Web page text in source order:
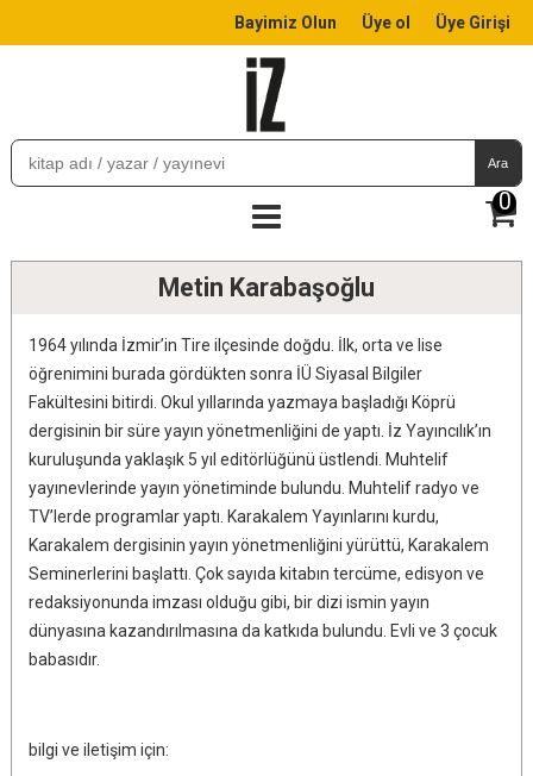
Bayimiz Olun Üye ol Üye Girişi
Ara
0
Metin Karabaşoğlu
1964 yılında İzmir’in Tire ilçesinde doğdu. İlk, orta ve lise
öğrenimini burada gördükten sonra İÜ Siyasal Bilgiler
Fakültesini bitirdi. Okul yıllarında yazmaya başladığı Köprü
dergisinin bir süre yayın yönetmenliğini de yaptı. İz Yayıncılık’ın
kuruluşunda yaklaşık 5 yıl editörlüğünü üstlendi. Muhtelif
yayınevlerinde yayın yönetiminde bulundu. Muhtelif radyo ve
TV’lerde programlar yaptı. Karakalem Yayınlarını kurdu,
Karakalem dergisinin yayın yönetmenliğini yürüttü, Karakalem
Seminerlerini başlattı. Çok sayıda kitabın tercüme, edisyon ve
redaksiyonunda imzası olduğu gibi, bir dizi ismin yayın
dünyasına kazandırılmasına da katkıda bulundu. Evli ve 3 çocuk
babasıdır.
bilgi ve iletişim için: